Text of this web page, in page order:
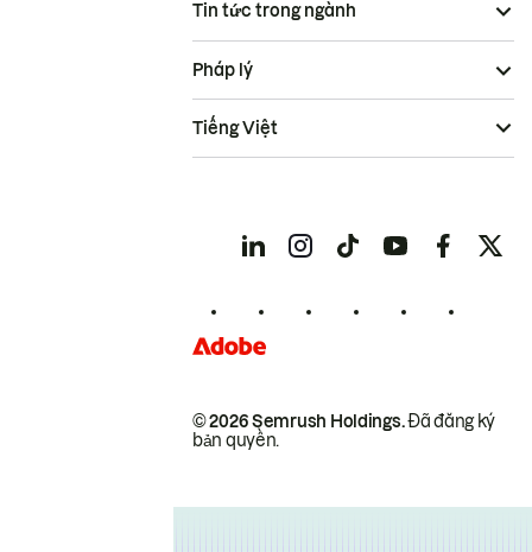
Tin tức trong ngành
© 2026 Semrush Holdings.Đã đăng ký
bản quyền.
Pháp lý
Tiếng Việt